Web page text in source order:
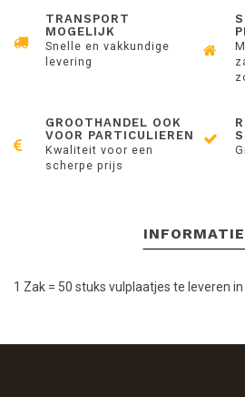
TRANSPORT
MOGELIJK
Snelle en vakkundige
levering
GROOTHANDEL OOK
VOOR PARTICULIEREN
Kwaliteit voor een
scherpe prijs
INFORMATIE
1 Zak = 50 stuks vulplaatjes te leveren